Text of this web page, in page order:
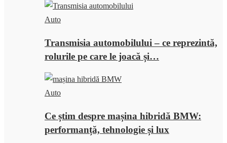
Auto
Transmisia automobilului – ce reprezintă,
rolurile pe care le joacă și…
Auto
Ce știm despre mașina hibridă BMW:
performanță, tehnologie și lux